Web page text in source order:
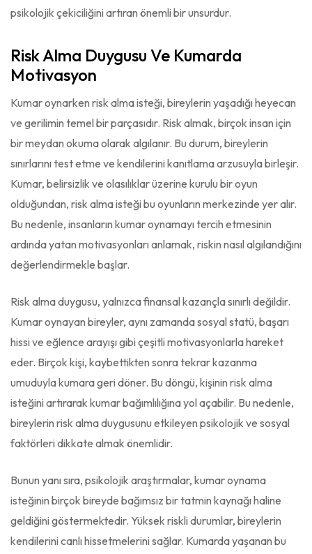
psikolojik çekiciliğini artıran önemli bir unsurdur.
Risk Alma Duygusu Ve Kumarda
Motivasyon
Kumar oynarken risk alma isteği, bireylerin yaşadığı heyecan
ve gerilimin temel bir parçasıdır. Risk almak, birçok insan için
bir meydan okuma olarak algılanır. Bu durum, bireylerin
sınırlarını test etme ve kendilerini kanıtlama arzusuyla birleşir.
Kumar, belirsizlik ve olasılıklar üzerine kurulu bir oyun
olduğundan, risk alma isteği bu oyunların merkezinde yer alır.
Bu nedenle, insanların kumar oynamayı tercih etmesinin
ardında yatan motivasyonları anlamak, riskin nasıl algılandığını
değerlendirmekle başlar.
Risk alma duygusu, yalnızca finansal kazançla sınırlı değildir.
Kumar oynayan bireyler, aynı zamanda sosyal statü, başarı
hissi ve eğlence arayışı gibi çeşitli motivasyonlarla hareket
eder. Birçok kişi, kaybettikten sonra tekrar kazanma
umuduyla kumara geri döner. Bu döngü, kişinin risk alma
isteğini artırarak kumar bağımlılığına yol açabilir. Bu nedenle,
bireylerin risk alma duygusunu etkileyen psikolojik ve sosyal
faktörleri dikkate almak önemlidir.
Bunun yanı sıra, psikolojik araştırmalar, kumar oynama
isteğinin birçok bireyde bağımsız bir tatmin kaynağı haline
geldiğini göstermektedir. Yüksek riskli durumlar, bireylerin
kendilerini canlı hissetmelerini sağlar. Kumarda yaşanan bu